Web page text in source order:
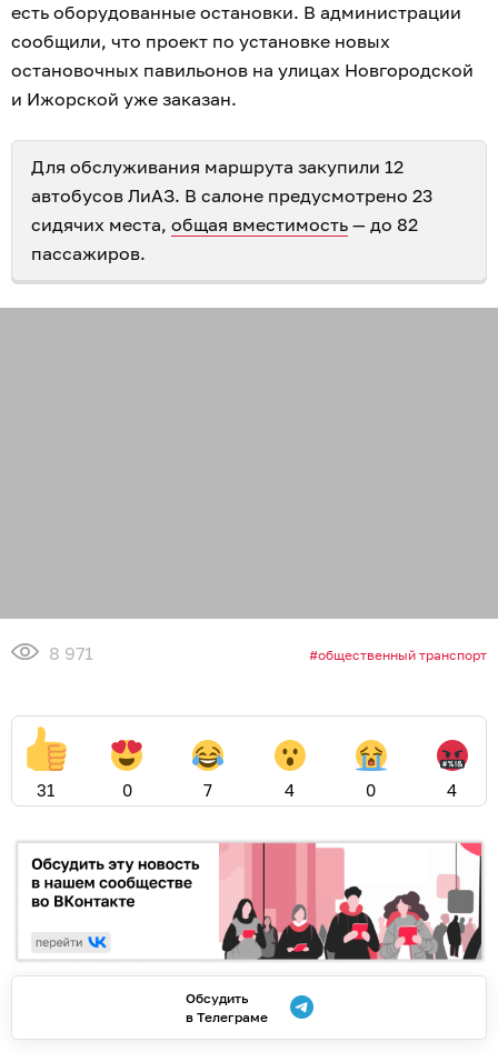
есть оборудованные остановки. В администрации
сообщили, что проект по установке новых
остановочных павильонов на улицах Новгородской
и Ижорской уже заказан.
Для обслуживания маршрута закупили 12
автобусов ЛиАЗ. В салоне предусмотрено 23
сидячих места, общая вместимость — до 82
пассажиров.
8 971 общественный транспорт
31 0 7 4 0 4
Обсудить
в Телеграме